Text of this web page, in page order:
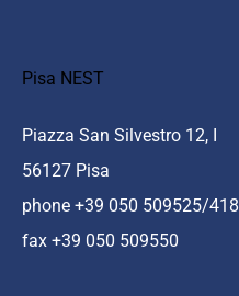
Pisa NEST
Piazza San Silvestro 12, I
56127 Pisa
phone +39 050 509525/418
fax +39 050 509550